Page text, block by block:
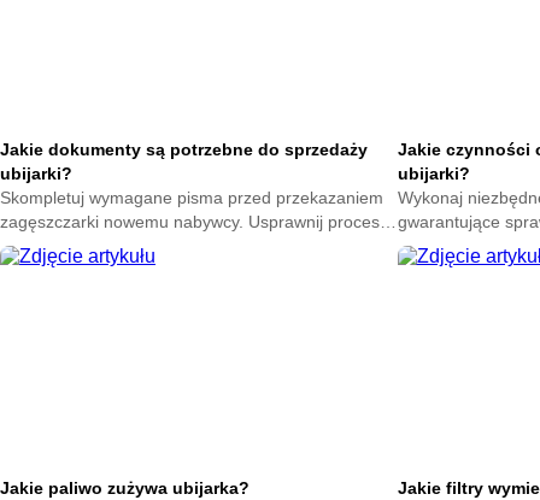
Jakie dokumenty są potrzebne do sprzedaży
ubijarki?
Skompletuj wymagane pisma przed przekazaniem
zagęszczarki nowemu nabywcy. Usprawnij proces
transakcji i miej pewność poprawnego
sfinalizowania umowy.
Jakie czynności
ubijarki?
Wykonaj
gwarantujące
Poznaj etapy
przestojów na
Jakie paliwo zużywa ubijarka?
Jakie filtry